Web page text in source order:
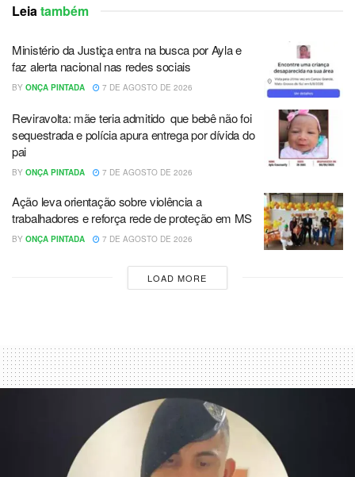
Leia também
Ministério da Justiça entra na busca por Ayla e
faz alerta nacional nas redes sociais
BY ONÇA PINTADA 7 DE AGOSTO DE 2026
Reviravolta: mãe teria admitido que bebê não foi
sequestrada e polícia apura entrega por dívida do
pai
BY ONÇA PINTADA 7 DE AGOSTO DE 2026
Ação leva orientação sobre violência a
trabalhadores e reforça rede de proteção em MS
BY ONÇA PINTADA 7 DE AGOSTO DE 2026
LOAD MORE